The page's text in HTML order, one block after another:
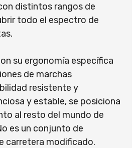
distintos rangos de
todo el espectro de
su ergonomía específica
de marchas
resistente y
y estable, se posiciona
al resto del mundo de
es un conjunto de
carretera modificado.